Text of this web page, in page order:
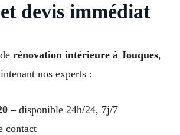
devis immédiat
rénovation intérieure à Jouques,
nos experts :
– disponible 24h/24, 7j/7
contact